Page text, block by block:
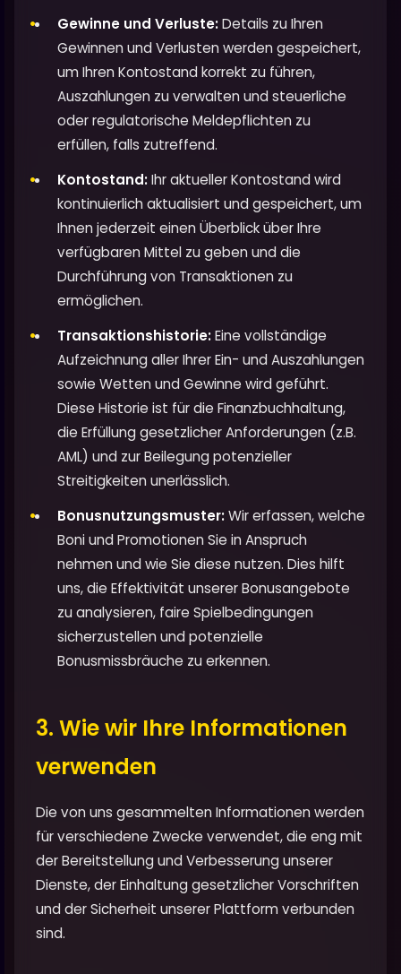
Gewinne und Verluste:Details zu Ihren
Gewinnen und Verlusten werden gespeichert,
um Ihren Kontostand korrekt zu führen,
Auszahlungen zu verwalten und steuerliche
oder regulatorische Meldepflichten zu
erfüllen, falls zutreffend.
Kontostand:Ihr aktueller Kontostand wird
kontinuierlich aktualisiert und gespeichert, um
Ihnen jederzeit einen Überblick über Ihre
verfügbaren Mittel zu geben und die
Durchführung von Transaktionen zu
ermöglichen.
Transaktionshistorie:Eine vollständige
Aufzeichnung aller Ihrer Ein- und Auszahlungen
sowie Wetten und Gewinne wird geführt.
Diese Historie ist für die Finanzbuchhaltung,
die Erfüllung gesetzlicher Anforderungen (z.B.
AML) und zur Beilegung potenzieller
Streitigkeiten unerlässlich.
Bonusnutzungsmuster:Wir erfassen, welche
Boni und Promotionen Sie in Anspruch
nehmen und wie Sie diese nutzen. Dies hilft
uns, die Effektivität unserer Bonusangebote
zu analysieren, faire Spielbedingungen
sicherzustellen und potenzielle
Bonusmissbräuche zu erkennen.
3. Wie wir Ihre Informationen
verwenden
Die von uns gesammelten Informationen werden
für verschiedene Zwecke verwendet, die eng mit
der Bereitstellung und Verbesserung unserer
Dienste, der Einhaltung gesetzlicher Vorschriften
und der Sicherheit unserer Plattform verbunden
sind.